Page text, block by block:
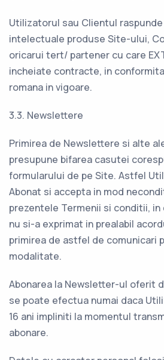
Utilizatorul sau Clientul
intelectuale produse Site-ului,
oricarui tert/ partener cu care
incheiate contracte, in
romana in vigoare.
3.3. Newslettere
Primirea de Newslettere si alte
presupune bifarea casutei
formularului de pe Site. Astfel
Abonat si accepta in mod
prezentele Termenii si conditii,
nu si-a exprimat in prealabil
primirea de astfel de comunicari
modalitate.
Abonarea la Newsletter-ul oferit
se poate efectua numai daca
16 ani impliniti la momentul
abonare.